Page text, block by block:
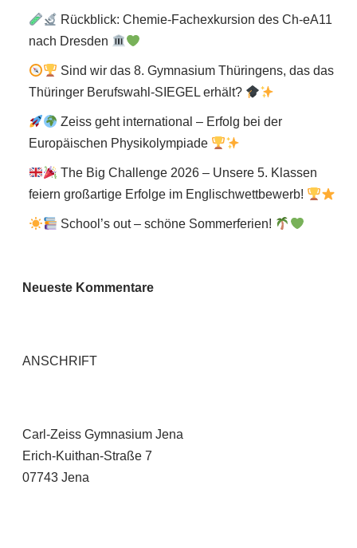
Rückblick: Chemie-Fachexkursion des Ch-eA11
nach Dresden
Sind wir das 8. Gymnasium Thüringens, das das
Thüringer Berufswahl-SIEGEL erhält?
Zeiss geht international – Erfolg bei der
Europäischen Physikolympiade
The Big Challenge 2026 – Unsere 5. Klassen
feiern großartige Erfolge im Englischwettbewerb!
School’s out – schöne Sommerferien!
Neueste Kommentare
ANSCHRIFT
Carl-Zeiss Gymnasium Jena
Erich-Kuithan-Straße 7
07743 Jena